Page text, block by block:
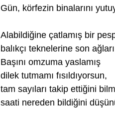
Gün, körfezin binalarını
Alabildiğine çatlamış bir
balıkçı teknelerine son
Başını omzuma yaslamış
dilek tutmamı fısıldıyorsun,
tam sayıları takip ettiğini
saati nereden bildiğini